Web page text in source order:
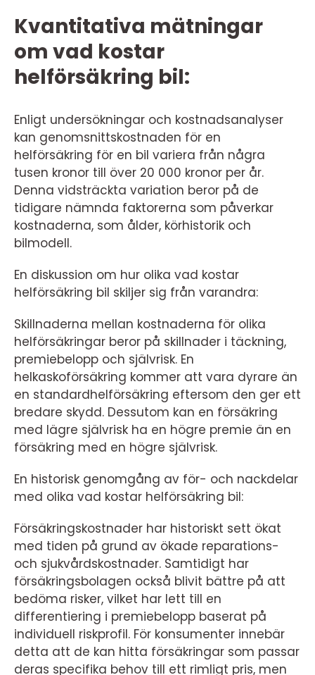
Kvantitativa mätningar
om vad kostar
helförsäkring bil:
Enligt undersökningar och kostnadsanalyser
kan genomsnittskostnaden för en
helförsäkring för en bil variera från några
tusen kronor till över 20 000 kronor per år.
Denna vidsträckta variation beror på de
tidigare nämnda faktorerna som påverkar
kostnaderna, som ålder, körhistorik och
bilmodell.
En diskussion om hur olika vad kostar
helförsäkring bil skiljer sig från varandra:
Skillnaderna mellan kostnaderna för olika
helförsäkringar beror på skillnader i täckning,
premiebelopp och självrisk. En
helkaskoförsäkring kommer att vara dyrare än
en standardhelförsäkring eftersom den ger ett
bredare skydd. Dessutom kan en försäkring
med lägre självrisk ha en högre premie än en
försäkring med en högre självrisk.
En historisk genomgång av för- och nackdelar
med olika vad kostar helförsäkring bil:
Försäkringskostnader har historiskt sett ökat
med tiden på grund av ökade reparations-
och sjukvårdskostnader. Samtidigt har
försäkringsbolagen också blivit bättre på att
bedöma risker, vilket har lett till en
differentiering i premiebelopp baserat på
individuell riskprofil. För konsumenter innebär
detta att de kan hitta försäkringar som passar
deras specifika behov till ett rimligt pris, men